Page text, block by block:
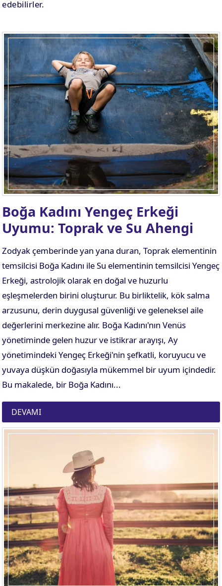
edebilirler.
Boğa Kadını Yengeç Erkeği
Uyumu: Toprak ve Su Ahengi
Zodyak çemberinde yan yana duran, Toprak elementinin
temsilcisi Boğa Kadını ile Su elementinin temsilcisi Yengeç
Erkeği, astrolojik olarak en doğal ve huzurlu
eşleşmelerden birini oluşturur. Bu birliktelik, kök salma
arzusunu, derin duygusal güvenliği ve geleneksel aile
değerlerini merkezine alır. Boğa Kadını'nın Venüs
yönetiminde gelen huzur ve istikrar arayışı, Ay
yönetimindeki Yengeç Erkeği'nin şefkatli, koruyucu ve
yuvaya düşkün doğasıyla mükemmel bir uyum içindedir.
Bu makalede, bir Boğa Kadını...
DEVAMI